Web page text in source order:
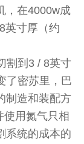
，在4000w成
英寸厚（约
割到3 / 8英寸
了密苏里，巴
制造和装配方
用氮气只相
系统的成本的